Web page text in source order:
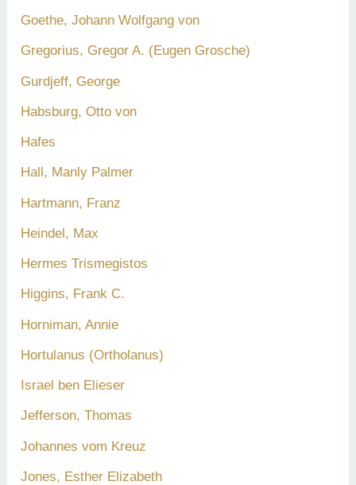
Goethe, Johann Wolfgang von
Gregorius, Gregor A. (Eugen Grosche)
Gurdjeff, George
Habsburg, Otto von
Hafes
Hall, Manly Palmer
Hartmann, Franz
Heindel, Max
Hermes Trismegistos
Higgins, Frank C.
Horniman, Annie
Hortulanus (Ortholanus)
Israel ben Elieser
Jefferson, Thomas
Johannes vom Kreuz
Jones, Esther Elizabeth